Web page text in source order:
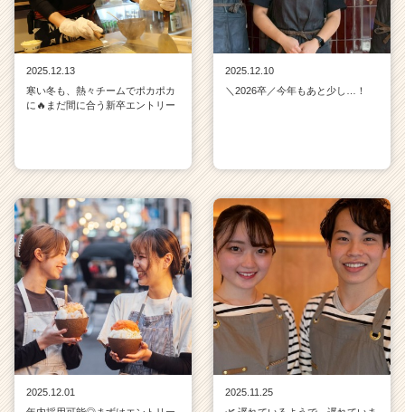
ら
ス
カ
ト
が
サ
イ
ト
チ
ア
キ
ャ
リ
ア
（C
2025.12.13
寒い冬も、熱々チームでポカポカ
に🔥まだ間に合う新卒エントリー
2025.12.10
＼2026卒／今年もあと少し…！
2025.12.01
2025.11.25